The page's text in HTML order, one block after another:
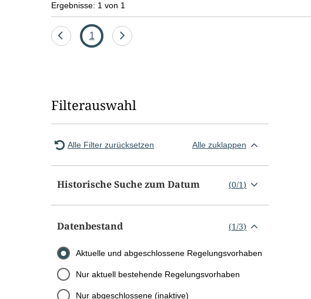
Ergebnisse: 1 von 1
Eine
Seite
1
Eine
Filterauswahl
Alle Filter zurücksetzen Alle zuklappen
Historische Suche zum Datum (0/1)
Datenbestand (1/3)
Aktuelle und abgeschlossene Regelungsvorhaben
Nur aktuell bestehende Regelungsvorhaben
Nur abgeschlossene (inaktive)